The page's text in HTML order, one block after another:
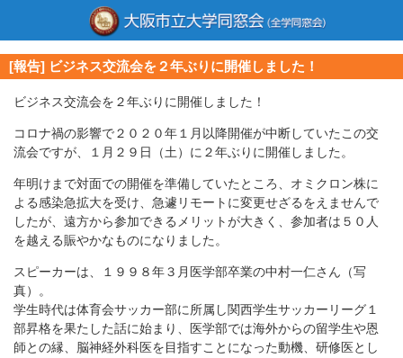
[報告] ビジネス交流会を２年ぶりに開催しました！
ビジネス交流会を２年ぶりに開催しました！
コロナ禍の影響で２０２０年１月以降開催が中断していたこの交
流会ですが、１月２９日（土）に２年ぶりに開催しました。
年明けまで対面での開催を準備していたところ、オミクロン株に
よる感染急拡大を受け、急遽リモートに変更せざるをえませんで
したが、遠方から参加できるメリットが大きく、参加者は５０人
を越える賑やかなものになりました。
スピーカーは、１９９８年３月医学部卒業の中村一仁さん（写
真）。
学生時代は体育会サッカー部に所属し関西学生サッカーリーグ１
部昇格を果たした話に始まり、医学部では海外からの留学生や恩
師との縁、脳神経外科医を目指すことになった動機、研修医とし